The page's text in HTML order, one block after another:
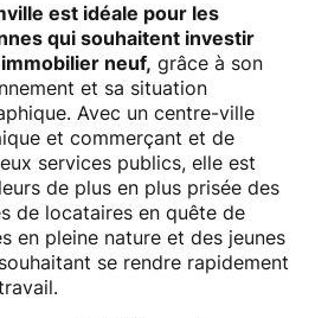
est idéale pour les
qui souhaitent investir
neuf, grâce à son
et sa situation
Avec un centre-ville
et commerçant et de
services publics, elle est
de plus en plus prisée des
de locataires en quête de
en pleine nature et des jeunes
se rendre rapidement